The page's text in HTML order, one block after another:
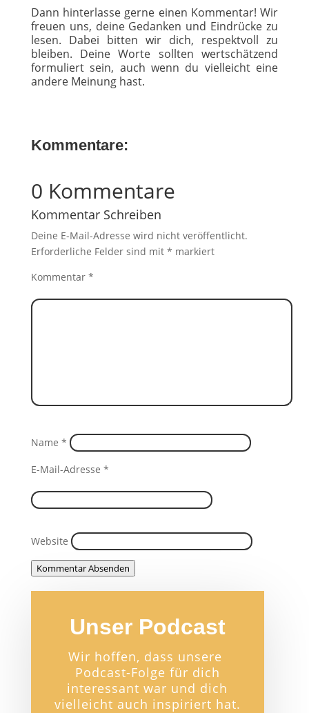
Dann hinterlasse gerne einen Kommentar! Wir
freuen uns, deine Gedanken und Eindrücke zu
lesen. Dabei bitten wir dich, respektvoll zu
bleiben. Deine Worte sollten wertschätzend
formuliert sein, auch wenn du vielleicht eine
andere Meinung hast.
Kommentare:
0 Kommentare
Kommentar Schreiben
Deine E-Mail-Adresse wird nicht veröffentlicht.
Erforderliche Felder sind mit * markiert
Kommentar *
Name *
E-Mail-Adresse *
Website
Kommentar Absenden
Unser Podcast
Wir hoffen, dass unsere
Podcast-Folge für dich
interessant war und dich
vielleicht auch inspiriert hat.